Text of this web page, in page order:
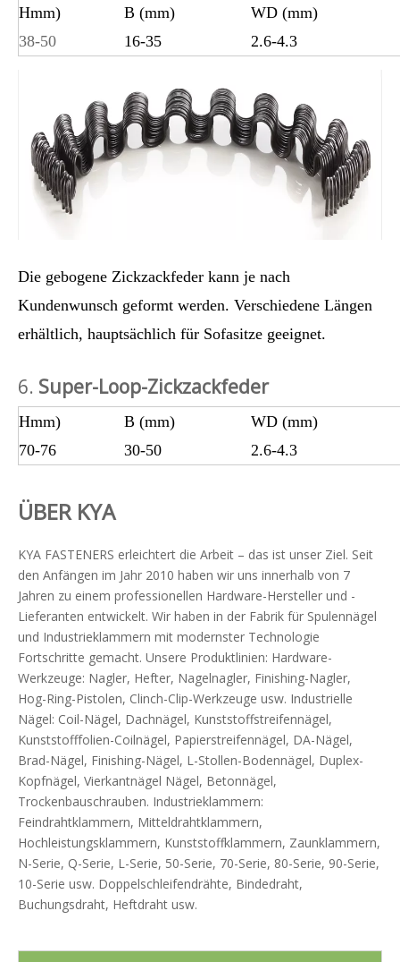
Hmm) B (mm)
WD (mm)
38-50
16-35 2.6-4.3
Die gebogene Zickzackfeder kann je nach
Kundenwunsch geformt werden. Verschiedene Längen
erhältlich, hauptsächlich für Sofasitze geeignet.
6. Super-Loop-Zickzackfeder
Hmm) B (mm)
WD (mm)
70-76
30-50 2.6-4.3
ÜBER KYA
KYA FASTENERS erleichtert die Arbeit – das ist unser Ziel. Seit
den Anfängen im Jahr 2010 haben wir uns innerhalb von 7
Jahren zu einem professionellen Hardware-Hersteller und -
Lieferanten entwickelt. Wir haben in der Fabrik für Spulennägel
und Industrieklammern mit modernster Technologie
Fortschritte gemacht. Unsere Produktlinien: Hardware-
Werkzeuge: Nagler, Hefter, Nagelnagler, Finishing-Nagler,
Hog-Ring-Pistolen, Clinch-Clip-Werkzeuge usw. Industrielle
Nägel: Coil-Nägel, Dachnägel, Kunststoffstreifennägel,
Kunststofffolien-Coilnägel, Papierstreifennägel, DA-Nägel,
Brad-Nägel, Finishing-Nägel, L-Stollen-Bodennägel, Duplex-
Kopfnägel, Vierkantnägel Nägel, Betonnägel,
Trockenbauschrauben. Industrieklammern:
Feindrahtklammern, Mitteldrahtklammern,
Hochleistungsklammern, Kunststoffklammern, Zaunklammern,
N-Serie, Q-Serie, L-Serie, 50-Serie, 70-Serie, 80-Serie, 90-Serie,
10-Serie usw. Doppelschleifendrähte, Bindedraht,
Buchungsdraht, Heftdraht usw.